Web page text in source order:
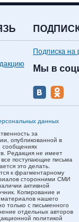
Подписка на
Мы в
данных
за
опубликованной в
сообщениях
Редакция не имеет
поступающие письма
это делать.
к фрагментарному
сторонними СМИ
активной
Копирование и
материалов нашего
только с письменного
отдельных авторов
политикой